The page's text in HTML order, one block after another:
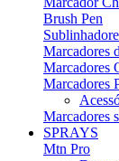
Brush Pen
Marcadores
Marcadores
Marcadores
Marcadores
SPRAYS
Mtn Pro